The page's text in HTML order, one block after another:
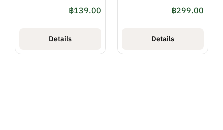
฿139.00
Details
฿299.00
Details